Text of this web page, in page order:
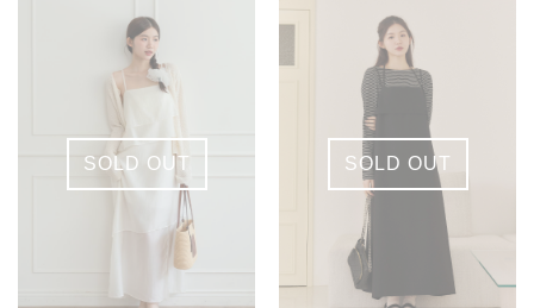
SOLD OUT SOLD OUT